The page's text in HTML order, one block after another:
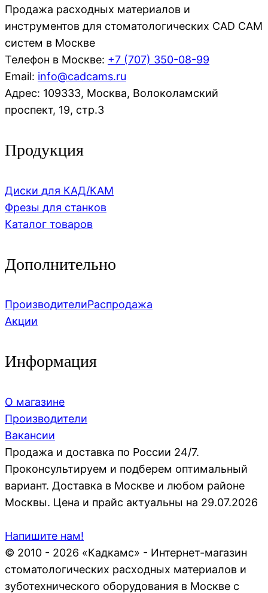
Продажа расходных материалов и
инструментов для стоматологических CAD CAM
систем в Москве
Телефон в Москве: +7 (707) 350-08-99
Email: info@cadcams.ru
Адрес: 109333, Москва, Волоколамский
проспект, 19, стр.3
Продукция
Диски для КАД/КАМ
Фрезы для станков
Каталог товаров
Дополнительно
ПроизводителиРаспродажа
Акции
Информация
О магазине
Производители
Вакансии
Продажа и доставка по России 24/7.
Проконсультируем и подберем оптимальный
вариант. Доставка в Москве и любом районе
Москвы. Цена и прайс актуальны на 29.07.2026
Напишите нам!
© 2010 - 2026 «Кадкамс» - Интернет-магазин
стоматологических расходных материалов и
зуботехнического оборудования в Москве с